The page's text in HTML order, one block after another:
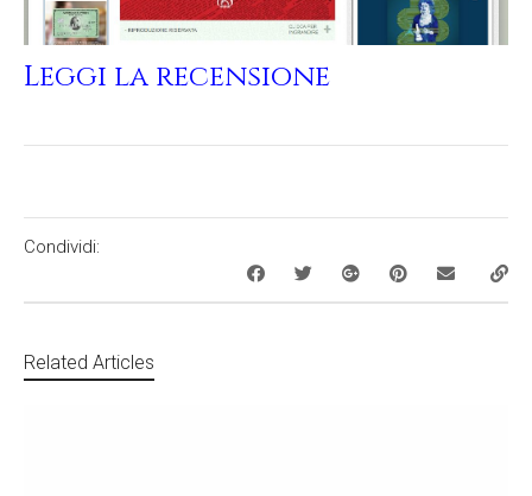
Leggi la recensione
Condividi:
Related Articles